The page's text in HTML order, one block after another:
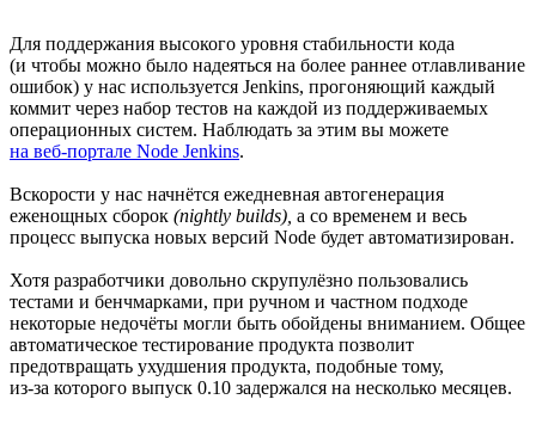
Для поддержания высокого уровня стабильности кода
(и чтобы можно было надеяться на более раннее отлавливание
ошибок) у нас используется Jenkins, прогоняющий каждый
коммит через набор тестов на каждой из поддерживаемых
операционных систем. Наблюдать за этим вы можете
на веб-портале Node Jenkins.
Вскорости у нас начнётся ежедневная автогенерация
еженощных сборок (nightly builds), а со временем и весь
процесс выпуска новых версий Node будет автоматизирован.
Хотя разработчики довольно скрупулёзно пользовались
тестами и бенчмарками, при ручном и частном подходе
некоторые недочёты могли быть обойдены вниманием. Общее
автоматическое тестирование продукта позволит
предотвращать ухудшения продукта, подобные тому,
из-за которого выпуск 0.10 задержался на несколько месяцев.